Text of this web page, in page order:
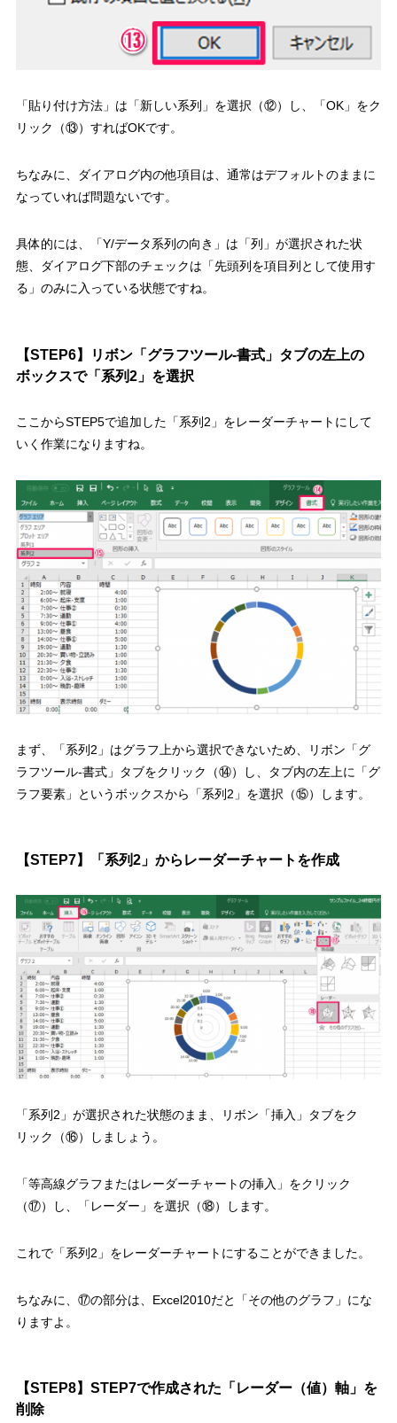
「貼り付け方法」は 「新しい系列」を選択（⑫） し、
「OK」をク
リック（⑬） すればOKです。
ちなみに、ダイアログ内の他項目は、通常はデフォルトのままに
なっていれば問題ないです。
具体的には、「Y/データ系列の向き」は「列」が選択された状
態、ダイアログ下部のチェックは「先頭列を項目列として使用す
る」のみに入っている状態ですね。
【STEP6】リボン「グラフツール-書式」タブの左上の
ボックスで「系列2」を選択
ここからSTEP5で追加した「系列2」をレーダーチャートにして
いく作業になりますね。
まず、「系列2」はグラフ上から選択できないため、
リボン「グ
ラフツール-書式」タブをクリック（⑭）
し、タブ内の左上に「グ
ラフ要素」というボックスから
「系列2」を選択（⑮） します。
【STEP7】「系列2」からレーダーチャートを作成
「系列2」が選択された状態のまま、
リボン「挿入」タブをク
リック（⑯）
しましょう。
「等高線グラフまたはレーダーチャートの挿入」をクリック
（⑰）
し、 「レーダー」を選択（⑱） します。
これで「系列2」をレーダーチャートにすることができました。
ちなみに、⑰の部分は、Excel2010だと「その他のグラフ」にな
りますよ。
【STEP8】STEP7で作成された「レーダー（値）軸」を
削除